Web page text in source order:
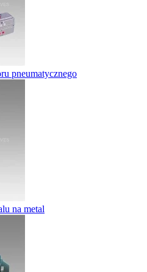
pneumatycznego
na metal